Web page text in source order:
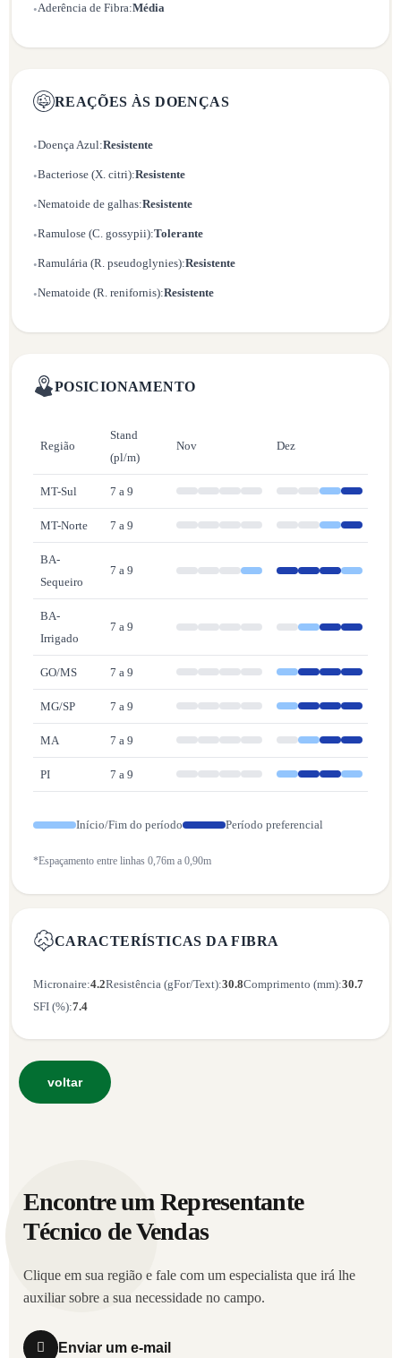
•Aderência de Fibra:Média
REAÇÕES ÀS DOENÇAS
•Doença Azul:Resistente
•Bacteriose (X. citri):Resistente
•Nematoide de galhas:Resistente
•Ramulose (C. gossypii):Tolerante
•Ramulária (R. pseudoglynies):Resistente
•Nematoide (R. renifornis):Resistente
POSICIONAMENTO
Região
Stand
(pl/m)
Nov Dez
MT-Sul 7 a 9
MT-Norte 7 a 9
BA-
Sequeiro
7 a 9
BA-
Irrigado
7 a 9
GO/MS 7 a 9
MG/SP 7 a 9
MA 7 a 9
PI 7 a 9
Início/Fim do período Período preferencial
*Espaçamento entre linhas 0,76m a 0,90m
CARACTERÍSTICAS DA FIBRA
Micronaire:4.2Resistência (gFor/Text):30.8Comprimento (mm):30.7
SFI (%):7.4
voltar
Encontre um Representante
Técnico de Vendas
Clique em sua região e fale com um especialista que irá lhe
auxiliar sobre a sua necessidade no campo.
Enviar um e-mail